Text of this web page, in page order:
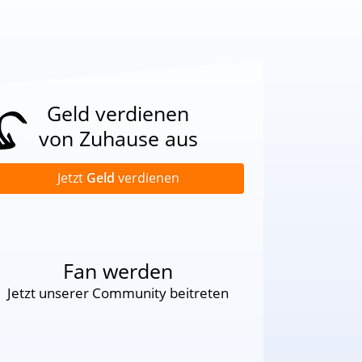
Geld verdienen
von Zuhause aus
Jetzt Geld verdienen
Fan werden
Jetzt unserer Community beitreten